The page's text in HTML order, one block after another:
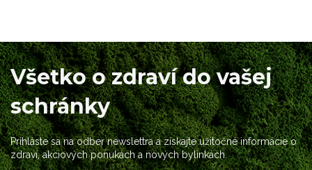
Všetko o zdraví do vašej
schránky
Prihláste sa na odber newslettra a získajte užitočné informácie o
zdraví, akciových ponukách a nových bylinkách.